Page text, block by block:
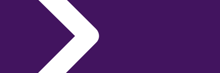
We delen de hoofdingang
met andere organisaties.
Bij binnenkomst meldt u zich
bij de receptie van het gebouw.
De receptionist vraagt